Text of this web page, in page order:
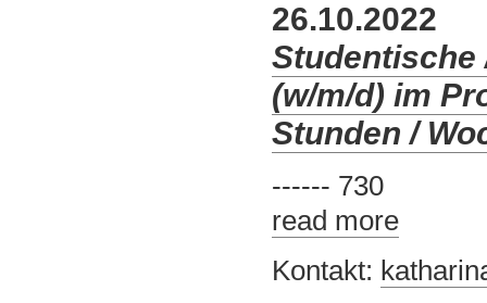
26.10.2022
(w/m/d) im
Stunden /
------ 730
read more
Kontakt: